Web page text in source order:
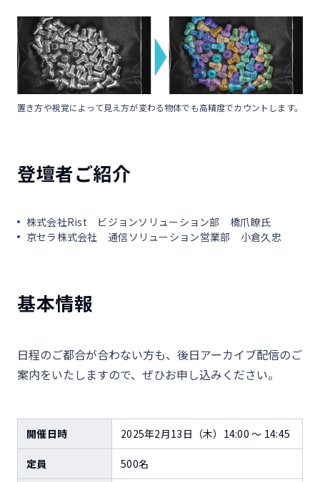
置き方や視覚によって見え方が変わる物体でも高精度でカウントします。
登壇者ご紹介
株式会社Rist ビジョンソリューション部 橋爪瞭氏
京セラ株式会社 通信ソリューション営業部 小倉久忠
基本情報
日程のご都合が合わない方も、後日アーカイブ配信のご
案内をいたしますので、ぜひお申し込みください。
開催日時 2025年2月13日（木）14:00 ～ 14:45
定員 500名